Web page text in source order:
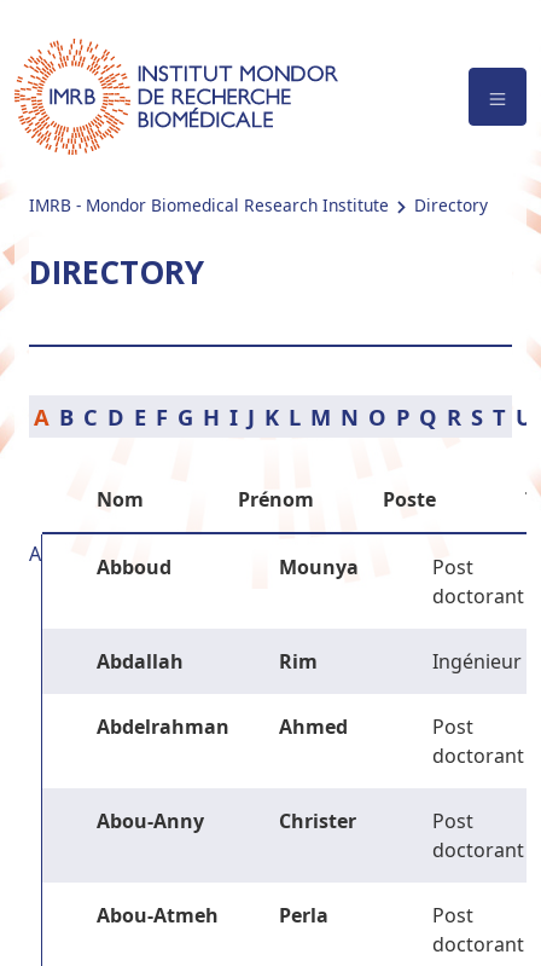
IMRB - Mondor Biomedical Research Institute Directory
DIRECTORY
A B C D E F G H I J K L M N O P Q R S T U
Nom Prénom Poste
A Abboud Mounya
Post
doctorant
Abdallah Rim Ingénieur
Abdelrahman Ahmed
Post
doctorant
Abou-Anny Christer
Post
doctorant
Abou-Atmeh Perla
Post
doctorant